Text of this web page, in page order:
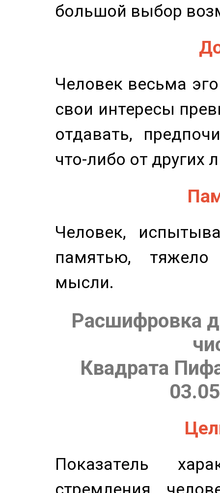
большой выбор
Человек весьма
свои интересы
отдавать,
что-либо от других
Человек,
памятью,
мысли.
Расшифровка
Квадрата
Показатель